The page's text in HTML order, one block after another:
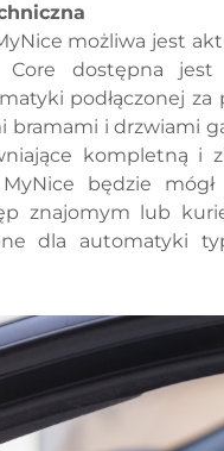
możliwa jest
Core dostępna jest
podłączonej
bramami i drzwiami
kompletną i
będzie
znajomym lub
dla automatyki